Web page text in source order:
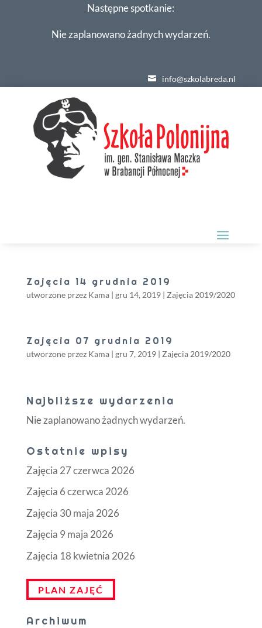
Następne spotkanie:
Nie zaplanowano żadnych wydarzeń.
info@szkolabreda.nl
Zajęcia 14 grudnia 2019
utworzone przez Kama| gru 14, 2019| Zajęcia 2019/2020
Zajęcia 07 grudnia 2019
utworzone przez Kama| gru 7, 2019| Zajęcia 2019/2020
Najbliższe wydarzenia
Nie zaplanowano żadnych wydarzeń.
Ostatnie wpisy
Zajęcia 27 czerwca 2026
Zajęcia 6 czerwca 2026
Zajęcia 30 maja 2026
Zajęcia 9 maja 2026
Zajęcia 18 kwietnia 2026
PLAN ZAJĘĆ
Archiwum